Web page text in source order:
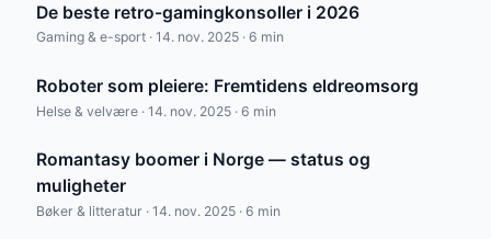
De beste retro-gamingkonsoller i 2026
Gaming & e-sport · 14. nov. 2025 · 6 min
Roboter som pleiere: Fremtidens eldreomsorg
Helse & velvære · 14. nov. 2025 · 6 min
Romantasy boomer i Norge — status og
muligheter
Bøker & litteratur · 14. nov. 2025 · 6 min